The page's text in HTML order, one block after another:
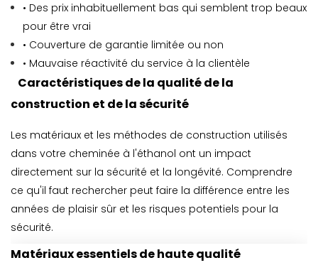
• Des prix inhabituellement bas qui semblent trop beaux
pour être vrai
• Couverture de garantie limitée ou non
• Mauvaise réactivité du service à la clientèle
Caractéristiques de la qualité de la
construction et de la sécurité
Les matériaux et les méthodes de construction utilisés
dans votre cheminée à l'éthanol ont un impact
directement sur la sécurité et la longévité. Comprendre
ce qu'il faut rechercher peut faire la différence entre les
années de plaisir sûr et les risques potentiels pour la
sécurité.
Matériaux essentiels de haute qualité